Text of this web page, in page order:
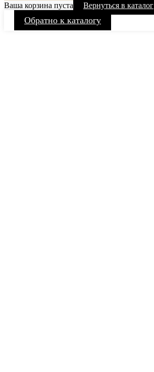
Ваша корзина пуста Вернуться в каталог
Обратно к каталогу